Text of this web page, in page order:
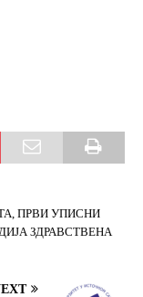
ПРВИ УПИСНИ
ЗДРАВСТВЕНА